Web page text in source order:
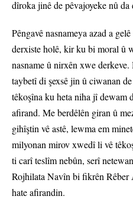
dîroka jinê de pêvajoyeke nû da
Pêngavê nasnameya azad a
derxiste holê, kir ku bi moral û
nasname û nirxên xwe
taybetî di şexsê jin û ciwanan
têkoşîna ku heta niha jî dewam
afirand. Me berdêlên giran û
gihîştin vê astê, lewma em
milyonan mirov xwedî li vê
ti carî teslîm nebûn, serî
Rojhilata Navîn bi fikrên Rêber
hate afirandin.